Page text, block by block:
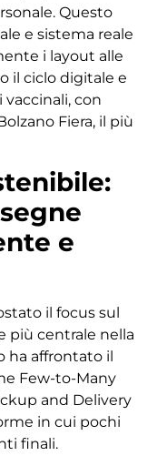
Questo
e sistema reale
i layout alle
il ciclo digitale e
vaccinali, con
Fiera, il più
e
il focus sul
più centrale nella
ha affrontato il
Few-to-Many
and Delivery
in cui pochi
finali.